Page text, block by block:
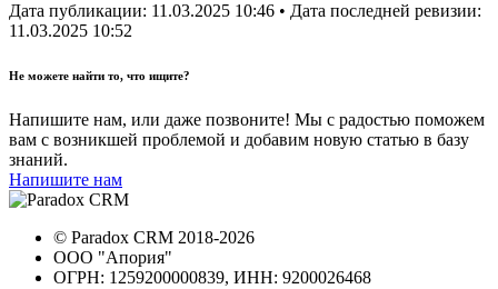
Дата публикации: 11.03.2025 10:46 • Дата последней ревизии:
11.03.2025 10:52
Не можете найти то, что ищите?
Напишите нам, или даже позвоните! Мы с радостью поможем
вам с возникшей проблемой и добавим новую статью в базу
знаний.
Напишите нам
© Paradox CRM 2018-2026
ООО "Апория"
ОГРН: 1259200000839, ИНН: 9200026468